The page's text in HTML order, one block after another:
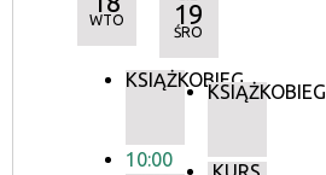
WTO
KSIĄŻKOBIEG
10:00
19
ŚRO
KSIĄŻKOBIEG